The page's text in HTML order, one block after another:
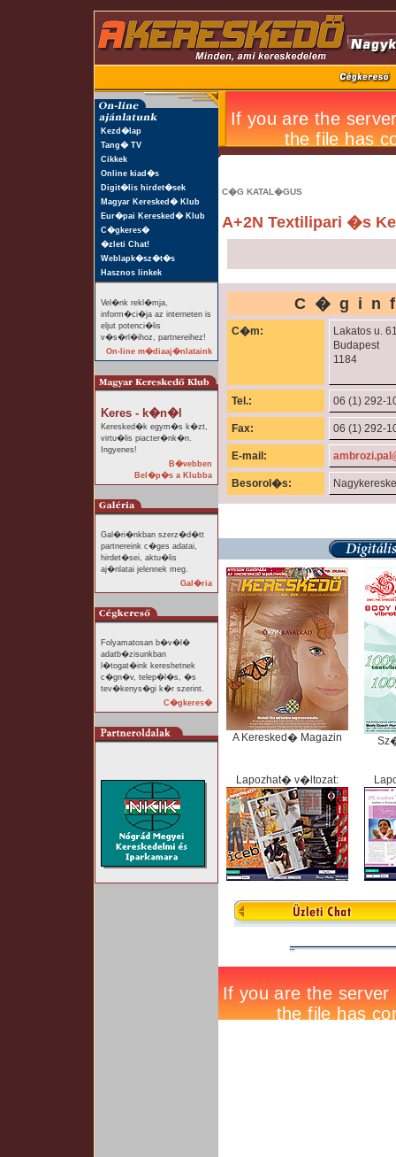
Kezd�lap
Tang� TV
Cikkek
Online kiad�s
Digit�lis hirdet�sek
Magyar Keresked� Klub
Eur�pai Keresked� Klub
C�gkeres�
�zleti Chat!
Weblapk�sz�t�s
Hasznos linkek
Vel�nk rekl�mja,
inform�ci�ja az interneten is
eljut potenci�lis
v�s�rl�ihoz, partnereihez!
On-line m�diaaj�nlataink
Keres - k�n�l
Keresked�k egym�s k�zt,
virtu�lis piacter�nk�n.
Ingyenes!
B�vebben
Bel�p�s a Klubba
Gal�ri�nkban szerz�d�tt
partnereink c�ges adatai,
hirdet�sei, aktu�lis
aj�nlatai jelennek meg.
Gal�ria
Folyamatosan b�v�l�
adatb�zisunkban
l�togat�ink kereshetnek
c�gn�v, telep�l�s, �s
tev�kenys�gi k�r szerint.
C�gkeres�
C�G KATAL�GUS
A+2N Textilipari �s
C�m:
Lakatos u.
Budapest
1184
Tel.: 06 (1) 292-
Fax: 06 (1) 292-
E-mail:
Besorol�s:
A Keresked� Magazin
Lapozhat� v�ltozat: